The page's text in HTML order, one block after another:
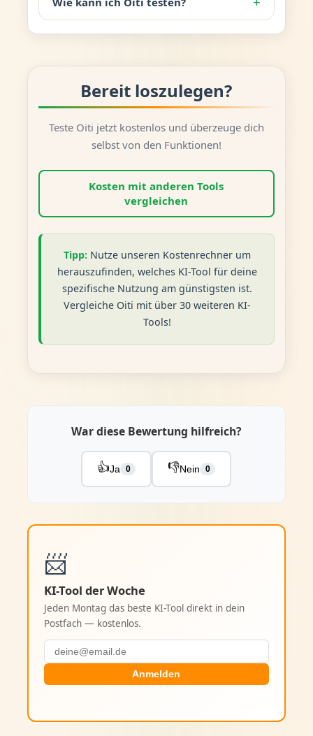
Bereit loszulegen?
Teste Oiti jetzt kostenlos und überzeuge dich
selbst von den Funktionen!
Kosten mit anderen Tools
vergleichen
Tipp: Nutze unseren Kostenrechner um
herauszufinden, welches KI-Tool für deine
spezifische Nutzung am günstigsten ist.
Vergleiche Oiti mit über 30 weiteren KI-
Tools!
War diese Bewertung hilfreich?
👍Ja 0 👎Nein 0
📨
KI-Tool der Woche
Jeden Montag das beste KI-Tool direkt in dein
Postfach — kostenlos.
Anmelden